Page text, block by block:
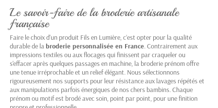
Le savoir-faire de la broderie artisanale
française
Faire le choix d'un produit Fils en Lumière, c’est opter pour la qualité
durable de labroderie personnalisée en France. Contrairement aux
impressions textiles ou aux flocages qui finissent par craqueler ou
s'effacer après quelques passages en machine, la broderie prénom offre
une tenue irréprochable et un relief élégant. Nous sélectionnons
rigoureusement nos supports pour leur résistance aux lavages répétés et
aux manipulations parfois énergiques de nos chers bambins. Chaque
prénom ou motif est brodé avec soin, point par point, pour une finition